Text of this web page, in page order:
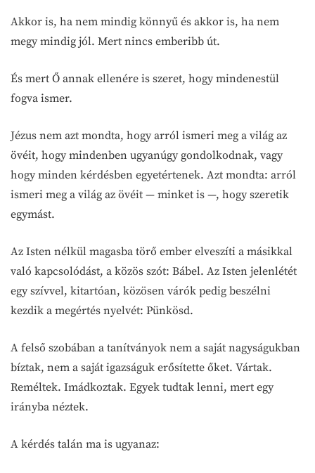
Akkor is, ha nem mindig könnyű és akkor is, ha nem
megy mindig jól. Mert nincs emberibb út.
És mert Ő annak ellenére is szeret, hogy mindenestül
fogva ismer.
Jézus nem azt mondta, hogy arról ismeri meg a világ az
övéit, hogy mindenben ugyanúgy gondolkodnak, vagy
hogy minden kérdésben egyetértenek. Azt mondta: arról
ismeri meg a világ az övéit — minket is —, hogy szeretik
egymást.
Az Isten nélkül magasba törő ember elveszíti a másikkal
való kapcsolódást, a közös szót: Bábel. Az Isten jelenlétét
egy szívvel, kitartóan, közösen várók pedig beszélni
kezdik a megértés nyelvét: Pünkösd.
A felső szobában a tanítványok nem a saját nagyságukban
bíztak, nem a saját igazságuk erősítette őket. Vártak.
Reméltek. Imádkoztak. Egyek tudtak lenni, mert egy
irányba néztek.
A kérdés talán ma is ugyanaz: